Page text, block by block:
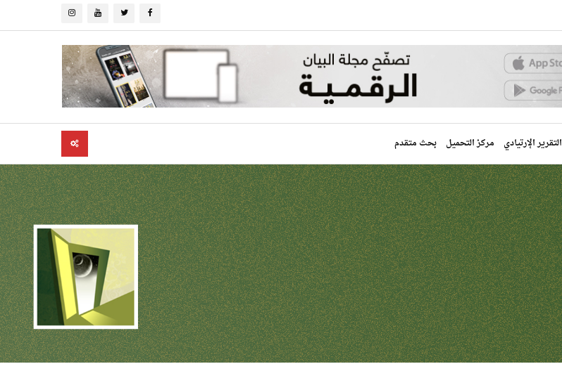
التقرير الإرتيادي مركز التحميل بحث متقدم